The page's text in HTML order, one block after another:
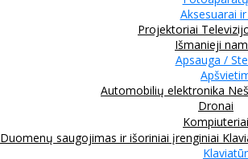
Aksesuarai
Projektoriai
Išmanieji
Apsauga /
Automobilių elektronika
Dronai
Kompiuteriai
Duomenų saugojimas ir išoriniai įrenginiai